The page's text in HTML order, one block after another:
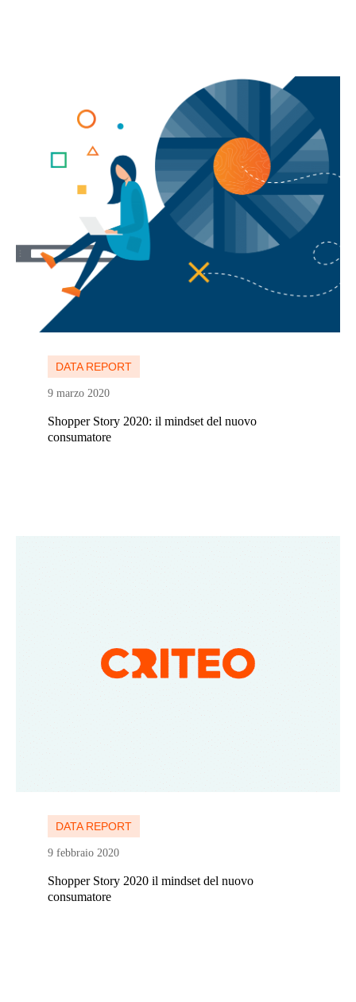
DATA REPORT
9 marzo 2020
Shopper Story 2020: il mindset del nuovo
consumatore
DATA REPORT
9 febbraio 2020
Shopper Story 2020 il mindset del nuovo
consumatore